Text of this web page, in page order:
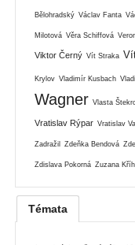
Bělohradský Václav Fanta
Milotová Věra Schiffová
Viktor Černý Vít Straka
Krylov Vladimír Kusbach
Wagner Vlasta
Vratislav Rýpar Vratislav
Zadražil Zdeňka Bendová
Zdislava Pokorná Zuzana
Témata